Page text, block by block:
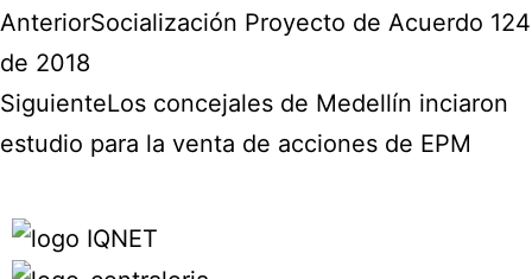
AnteriorSocialización Proyecto de Acuerdo 124
de 2018
SiguienteLos concejales de Medellín inciaron
estudio para la venta de acciones de EPM